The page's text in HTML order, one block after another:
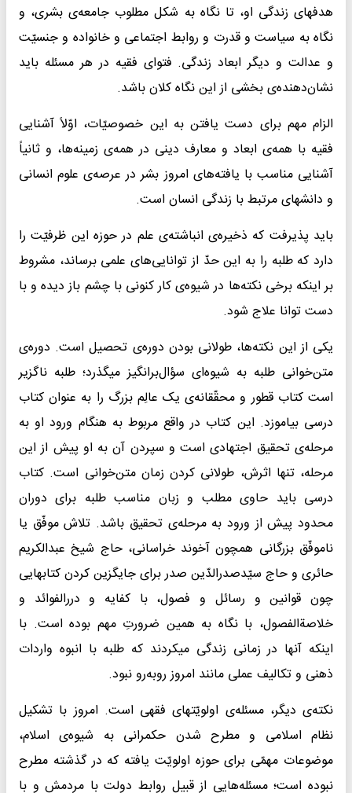
هدفهای زندگی او، تا نگاه به شکل مطلوب جامعه‌ی بشری، و
نگاه به سیاست و قدرت و روابط اجتماعی و خانواده و جنسیّت
و عدالت و دیگر ابعاد زندگی. فتوای فقیه در هر مسئله باید
نشان‌دهنده‌ی بخشی از این نگاه کلان باشد.
الزام مهم برای دست یافتن به این خصوصیّات، اوّلاً آشنایی
فقیه با همه‌ی ابعاد و معارف دینی در همه‌ی زمینه‌ها، و ثانیاً
آشنایی مناسب با یافته‌های امروز بشر در عرصه‌ی علوم انسانی
و دانشهای مرتبط با زندگی انسان است.
باید پذیرفت که ذخیره‌ی انباشته‌ی علم در حوزه این ظرفیّت را
دارد که طلبه را به این حدّ از توانایی‌های علمی برساند، مشروط
بر اینکه برخی نکته‌ها در شیوه‌ی کار کنونی با چشم باز دیده و با
دست توانا علاج شود.
یکی از این نکته‌ها، طولانی بودن دوره‌ی تحصیل است. دوره‌ی
متن‌خوانی طلبه به شیوه‌ای سؤال‌برانگیز میگذرد؛ طلبه ناگزیر
است کتاب قطور و محقّقانه‌ی یک عالِم بزرگ را به عنوان کتاب
درسی بیاموزد. این کتاب در واقع مربوط به هنگام ورود او به
مرحله‌ی تحقیق اجتهادی است و سپردن آن به او پیش از این
مرحله، تنها اثرش، طولانی کردن زمان متن‌خوانی است. کتاب
درسی باید حاوی مطلب و زبان مناسب طلبه برای دوران
محدود پیش از ورود به مرحله‌ی تحقیق باشد. تلاش موفّق یا
ناموفّق بزرگانی همچون آخوند خراسانی، حاج شیخ عبدالکریم
حائری و حاج سیّدصدرالدّین صدر برای جایگزین کردن کتابهایی
چون قوانین و رسائل و فصول، با کفایه و دررالفوائد و
خلاصة‌الفصول، با نگاه به همین ضرورتِ مهم بوده است. با
اینکه آنها در زمانی زندگی میکردند که طلبه با انبوه واردات
ذهنی و تکالیف عملی مانند امروز روبه‌رو نبود.
نکته‌ی دیگر، مسئله‌ی اولویّتهای فقهی است. امروز با تشکیل
نظام اسلامی و مطرح شدن حکمرانی به شیوه‌ی اسلام،
موضوعات مهمّی برای حوزه اولویّت یافته که در گذشته مطرح
نبوده است؛ مسئله‌هایی از قبیل روابط دولت با مردمش و با